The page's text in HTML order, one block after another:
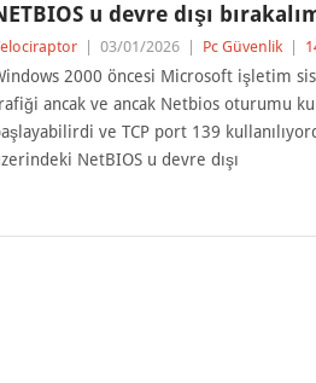
u devre dışı
03/01/2026 Pc Güvenlik
2000 öncesi Microsoft işletim
ancak ve ancak Netbios oturumu
ve TCP port 139
NetBIOS u devre dışı